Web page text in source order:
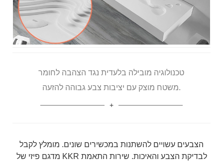
טכנולוגיה מובילה בלעדית נגד הצהבה לחומר
משטח מוצק עם יציבות צבע גבוהה להזעה.
הצבעים עשויים להשתנות במכשירים שונים. מומלץ לקבל
מדגם פיזי של KKR לבדיקת הצבע והאיכות. שירות התאמת